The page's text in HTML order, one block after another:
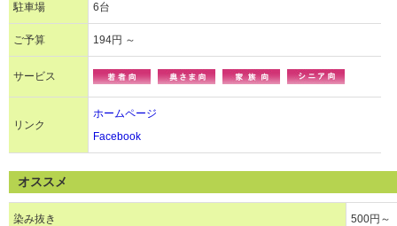
駐車場 6台
ご予算 194円 ～
サービス
リンク
ホームページ
Facebook
オススメ
染み抜き 500円～